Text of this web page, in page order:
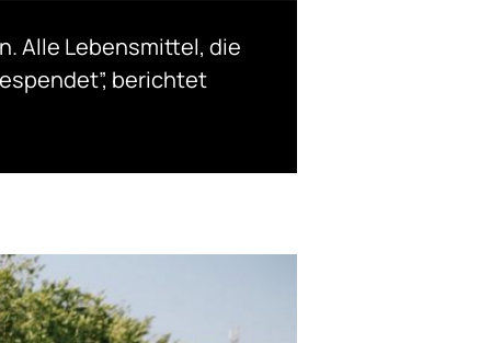
Alle Lebensmittel, die
berichtet